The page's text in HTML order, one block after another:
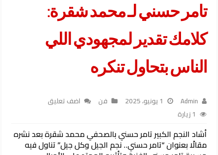
تامر حسني لـ محمد شقرة:
كلامك تقدير لمجهودي اللي
الناس بتحاول تنكره
Admin 1 يونيو، 2025 فن
اضف تعليق
1 زيارة
أشاد النجم الكبير تامر حسني بالصحفي محمد شقرة بعد نشره
مقالًا بعنوان “تامر حسني.. نجم الجيل وكل جيل” تناول فيه